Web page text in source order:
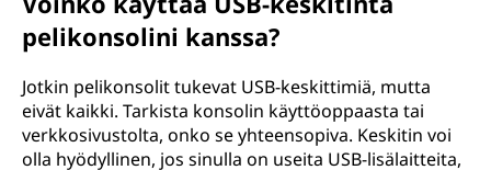
ä
pelikonsolini kanssa?
Jotkin pelikonsolit tukevat USB-keskittimiä, mutta
eivät kaikki. Tarkista konsolin käyttöoppaasta tai
verkkosivustolta, onko se yhteensopiva. Keskitin voi
olla hyödyllinen, jos sinulla on useita USB-lisälaitteita,